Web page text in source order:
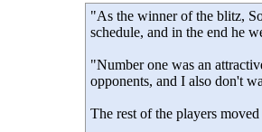
"As the winner of the blitz,
schedule, and in the end he
"Number one was an
opponents, and I also don't
The rest of the players